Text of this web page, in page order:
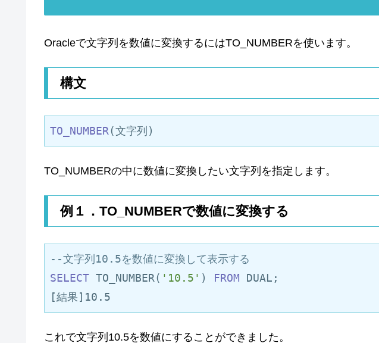
Oracleで文字列を数値に変換するにはTO_NUMBERを使います。
構文
TO_NUMBER(文字列)
TO_NUMBERの中に数値に変換したい文字列を指定します。
例１．TO_NUMBERで数値に変換する
--文字列10.5を数値に変換して表示する
SELECT TO_NUMBER( '10.5' ) FROM DUAL;
[結果]10.5
これで文字列10.5を数値にすることができました。